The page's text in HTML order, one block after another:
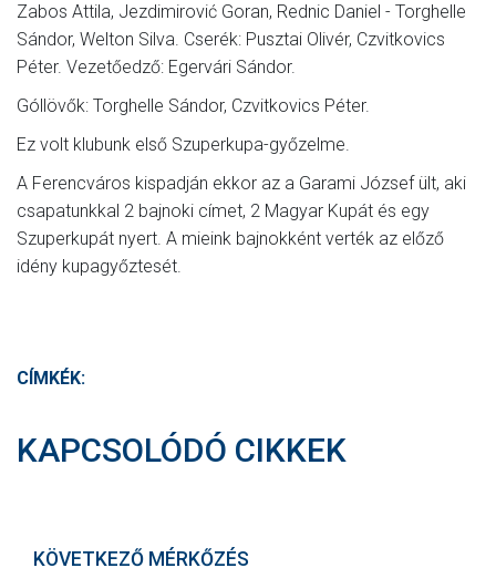
Zabos Attila, Jezdimirović Goran, Rednic Daniel - Torghelle
Sándor, Welton Silva. Cserék: Pusztai Olivér, Czvitkovics
Péter. Vezetőedző: Egervári Sándor.
Góllövők: Torghelle Sándor, Czvitkovics Péter.
Ez volt klubunk első Szuperkupa-győzelme.
A Ferencváros kispadján ekkor az a Garami József ült, aki
csapatunkkal 2 bajnoki címet, 2 Magyar Kupát és egy
Szuperkupát nyert. A mieink bajnokként verték az előző
idény kupagyőztesét.
CÍMKÉK:
KAPCSOLÓDÓ CIKKEK
KÖVETKEZŐ MÉRKŐZÉS